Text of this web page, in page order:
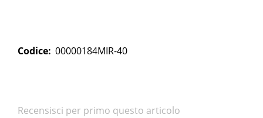
Codice: 00000184MIR-40
Recensisci per primo questo articolo